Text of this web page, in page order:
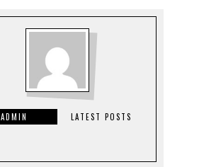
ADMIN LATEST POSTS